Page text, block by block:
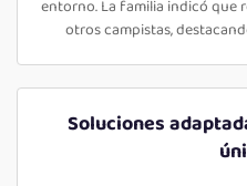
entorno. La familia indicó que
otros campistas,
Soluciones